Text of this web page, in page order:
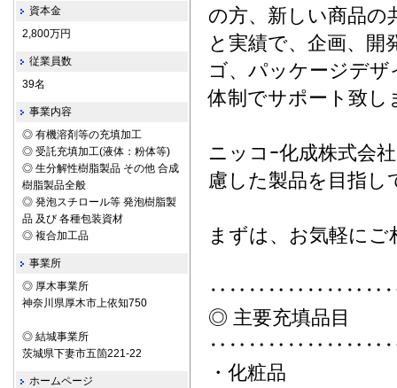
の方、新しい商品の
と実績で、企画、開
ゴ、パッケージデ
体制でサポート致し
ニッコｰ化成株式会
慮した製品を目指し
まずは、お気軽にご
◎ 主要充填品目
・化粧品
資本金
2,800万円
従業員数
39名
事業内容
◎ 有機溶剤等の充填加工
◎ 受託充填加工(液体：粉体等)
◎ 生分解性樹脂製品 その他 合成
樹脂製品全般
◎ 発泡スチロール等 発泡樹脂製
品 及び 各種包装資材
◎ 複合加工品
事業所
◎ 厚木事業所
神奈川県厚木市上依知750
◎ 結城事業所
茨城県下妻市五箇221-22
ホームページ